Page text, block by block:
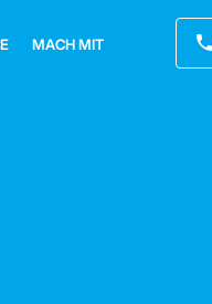
MACH MIT